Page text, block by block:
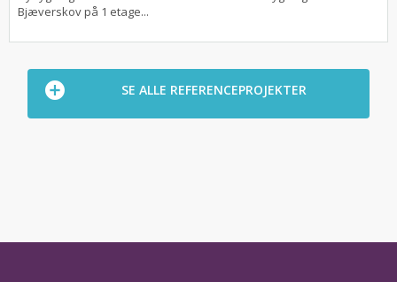
Bjæverskov på 1 etage...
SE ALLE REFERENCEPROJEKTER